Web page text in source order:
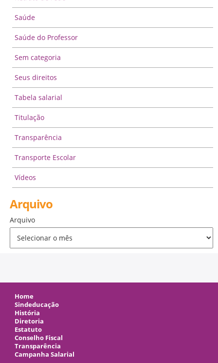
Saúde
Saúde do Professor
Sem categoria
Seus direitos
Tabela salarial
Titulação
Transparência
Transporte Escolar
Vídeos
Arquivo
Arquivo
Home
Sindeducação
História
Diretoria
Estatuto
Conselho Fiscal
Transparência
Campanha Salarial